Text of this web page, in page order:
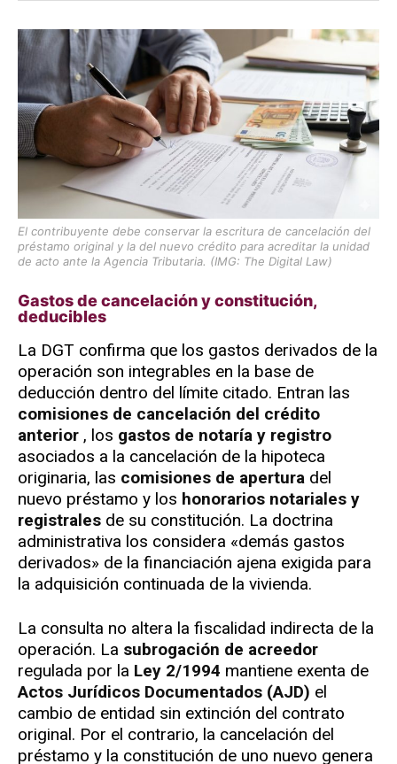
El contribuyente debe conservar la escritura de cancelación del
préstamo original y la del nuevo crédito para acreditar la unidad
de acto ante la Agencia Tributaria. (IMG: The Digital Law)
Gastos de cancelación y constitución,
deducibles
La DGT confirma que los gastos derivados de la
operación son integrables en la base de
deducción dentro del límite citado. Entran las
comisiones de cancelación del crédito
anterior , los gastos de notaría y registro
asociados a la cancelación de la hipoteca
originaria, las comisiones de apertura del
nuevo préstamo y los honorarios notariales y
registrales de su constitución. La doctrina
administrativa los considera «demás gastos
derivados» de la financiación ajena exigida para
la adquisición continuada de la vivienda.
La consulta no altera la fiscalidad indirecta de la
operación. La subrogación de acreedor
regulada por la Ley 2/1994 mantiene exenta de
Actos Jurídicos Documentados (AJD) el
cambio de entidad sin extinción del contrato
original. Por el contrario, la cancelación del
préstamo y la constitución de uno nuevo genera